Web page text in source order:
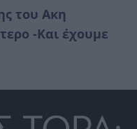
του Ακη
-Και έχουμε